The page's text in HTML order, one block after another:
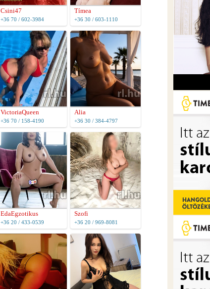
Csini47
+36 70 / 602-3984
Tímea
+36 30 / 603-1110
VictoriaQueen
+36 70 / 158-4190
Alia
+36 30 / 384-4797
EdaEgzotikus
+36 20 / 433-0539
Szofi
+36 20 / 969-8081